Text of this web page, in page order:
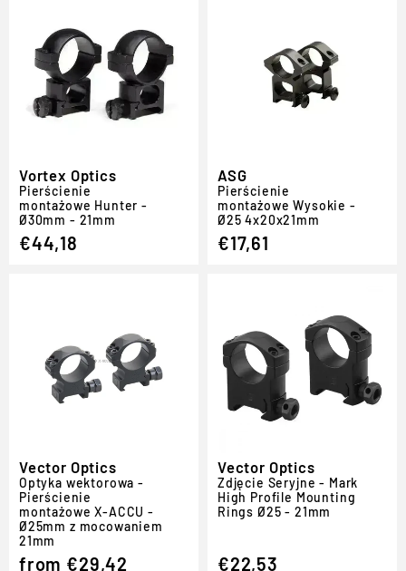
Vortex Optics
Pierścienie
montażowe Hunter -
Ø30mm - 21mm
€44,18
ASG
Pierścienie
montażowe Wysokie -
Ø25 4x20x21mm
€17,61
Vector Optics
Optyka wektorowa -
Pierścienie
montażowe X-ACCU -
Ø25mm z mocowaniem
21mm
from €29,42
Vector Optics
Zdjęcie Seryjne - Mark
High Profile Mounting
Rings Ø25 - 21mm
€22,53